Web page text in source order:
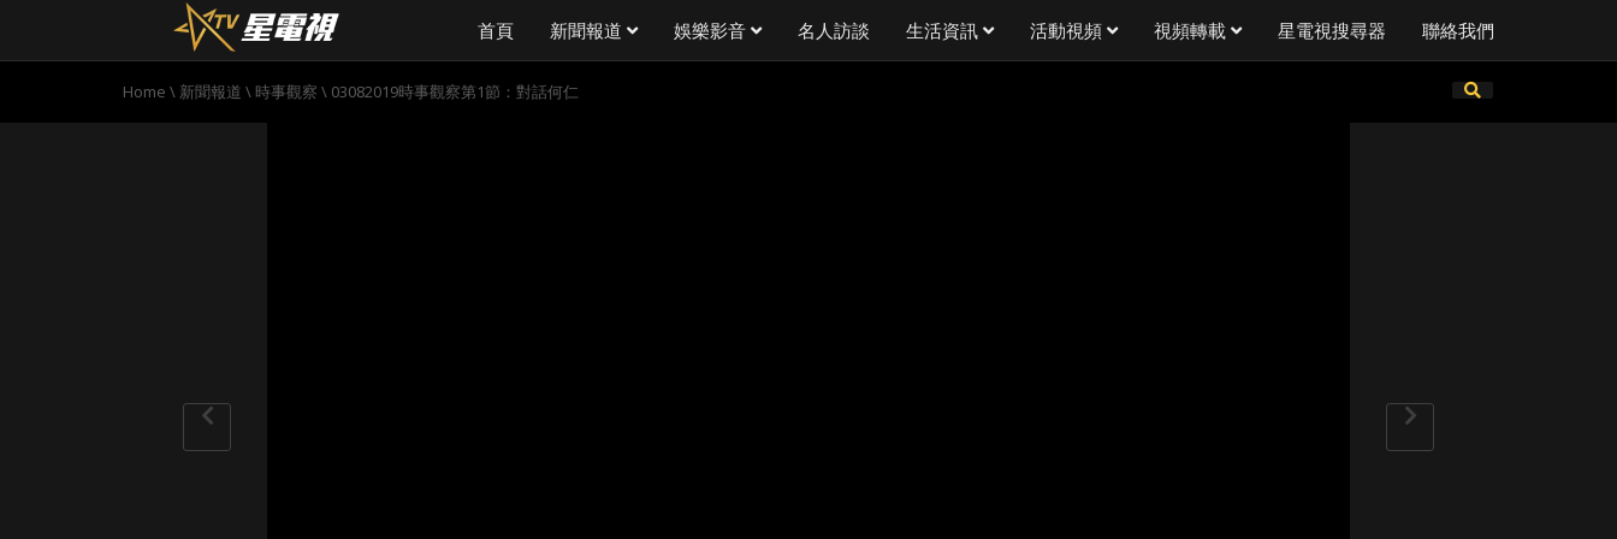
首頁 新聞報道 娛樂影音 名人訪談 生活資訊 活動視頻 視頻轉載 星電視搜尋器 聯絡我們
Home \ 新聞報道 \ 時事觀察 \ 03082019時事觀察第1節：對話何仁